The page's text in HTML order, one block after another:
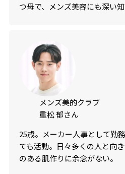
つ母で、メンズ美容にも深い知
メンズ美的クラブ
重松 郁さん
25歳。メーカー人事として勤
ても活動。日々多くの人と向
のある肌作りに余念がない。